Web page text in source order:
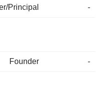
Principal -
Founder -